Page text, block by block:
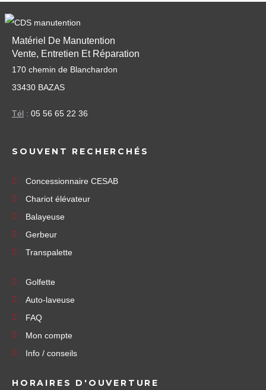
Matériel De Manutention
Vente, Entretien Et Réparation
170 chemin de Blanchardon
33430 BAZAS
Tél : 05 56 65 22 36
SOUVENT RECHERCHÉS
Concessionnaire CESAB
Chariot élévateur
Balayeuse
Gerbeur
Transpalette
Golfette
Auto-laveuse
FAQ
Mon compte
Info / conseils
HORAIRES D'OUVERTURE